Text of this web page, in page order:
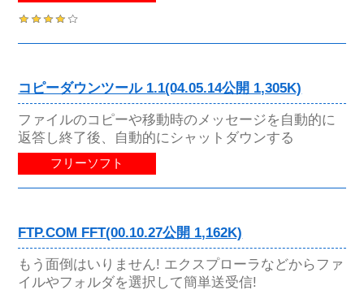
コピーダウンツール 1.1(04.05.14公開 1,305K)
ファイルのコピーや移動時のメッセージを自動的に
返答し終了後、自動的にシャットダウンする
フリーソフト
FTP.COM FFT(00.10.27公開 1,162K)
もう面倒はいりません! エクスプローラなどからファ
イルやフォルダを選択して簡単送受信!